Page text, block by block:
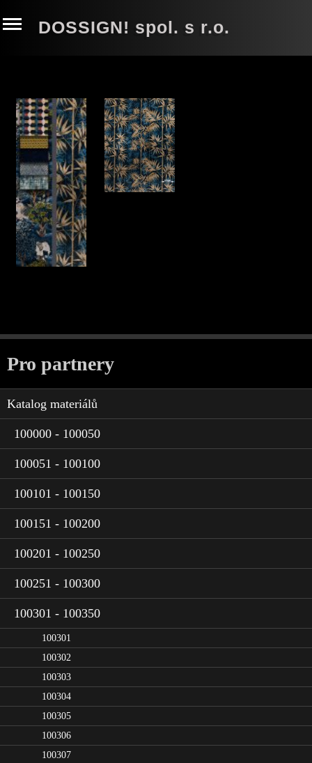
DOSSIGN! spol. s r.o.
Pro partnery
Katalog materiálů
100000 - 100050
100051 - 100100
100101 - 100150
100151 - 100200
100201 - 100250
100251 - 100300
100301 - 100350
100301
100302
100303
100304
100305
100306
100307